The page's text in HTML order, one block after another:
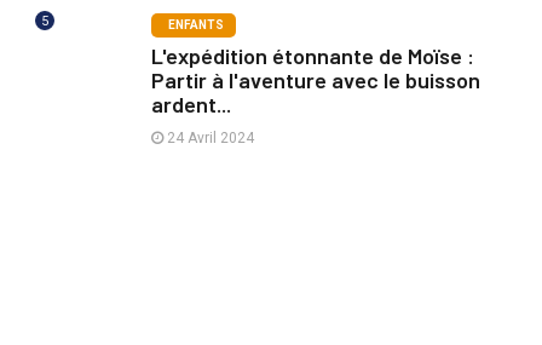
5 ENFANTS
L'expédition étonnante de Moïse :
Partir à l'aventure avec le buisson
ardent...
24 Avril 2024